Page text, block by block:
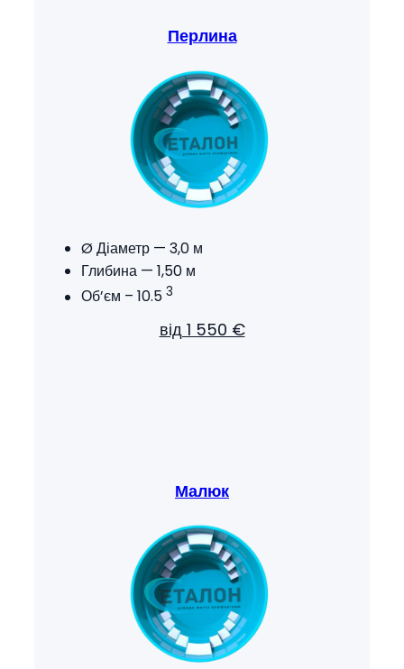
Перлина
Ø Діаметр — 3,0 м
Глибина — 1,50 м
Об’єм – 10.5 3
від 1 550 €
Малюк